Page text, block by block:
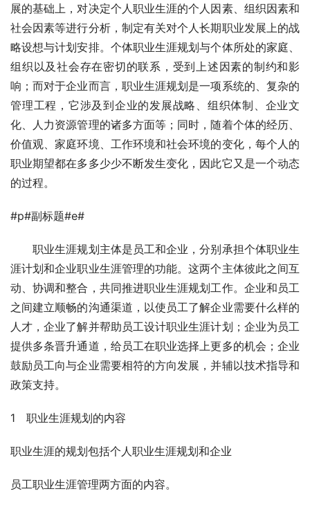
展的基础上，对决定个人职业生涯的个人因素、组织因素和
社会因素等进行分析，制定有关对个人长期职业发展上的战
略设想与计划安排。个体职业生涯规划与个体所处的家庭、
组织以及社会存在密切的联系，受到上述因素的制约和影
响；而对于企业而言，职业生涯规划是一项系统的、复杂的
管理工程，它涉及到企业的发展战略、组织体制、企业文
化、人力资源管理的诸多方面等；同时，随着个体的经历、
价值观、家庭环境、工作环境和社会环境的变化，每个人的
职业期望都在多多少少不断发生变化，因此它又是一个动态
的过程。
#p#副标题#e#
职业生涯规划主体是员工和企业，分别承担个体职业生
涯计划和企业职业生涯管理的功能。这两个主体彼此之间互
动、协调和整合，共同推进职业生涯规划工作。企业和员工
之间建立顺畅的沟通渠道，以使员工了解企业需要什么样的
人才，企业了解并帮助员工设计职业生涯计划；企业为员工
提供多条晋升通道，给员工在职业选择上更多的机会；企业
鼓励员工向与企业需要相符的方向发展，并辅以技术指导和
政策支持。
1　职业生涯规划的内容
职业生涯的规划包括个人职业生涯规划和企业
员工职业生涯管理两方面的内容。